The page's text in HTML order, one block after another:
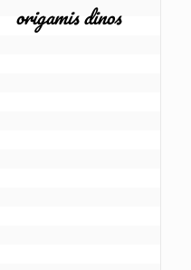
origamis dinos